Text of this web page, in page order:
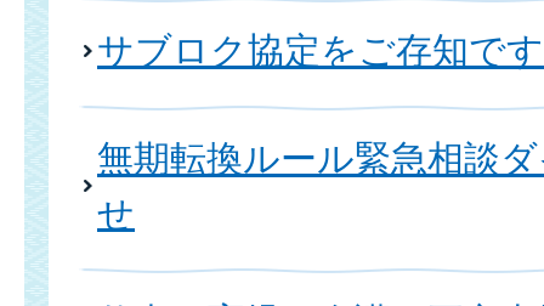
サブロク協定をご存知で
無期転換ルール緊急相談
せ